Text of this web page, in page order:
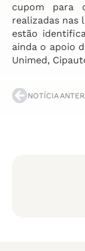
cupom para
realizadas nas
estão
ainda o apoio
Unimed,
NOTÍCIA